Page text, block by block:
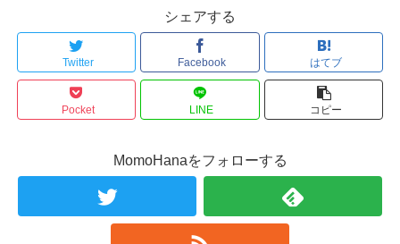
シェアする
Twitter Facebook はてブ
Pocket LINE コピー
MomoHanaをフォローする